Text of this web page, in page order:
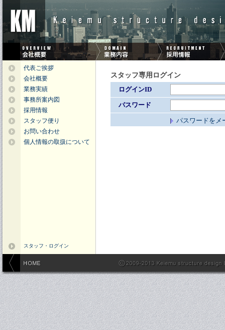
代表ご挨拶
会社概要
業務実績
事務所案内図
採用情報
スタッフ便り
お問い合わせ
個人情報の取扱について
スタッフ専用ログイン
ログインID
パスワード
パスワードをメ
スタッフ・ログイン